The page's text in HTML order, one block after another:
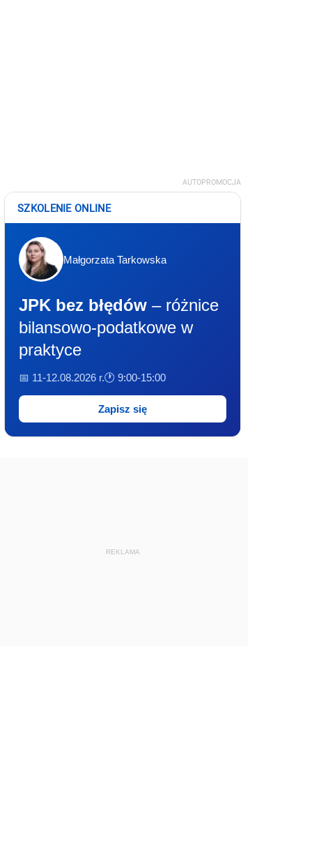
AUTOPROMOCJA
SZKOLENIE ONLINE
Małgorzata Tarkowska
JPK bez błędów – różnice
bilansowo-podatkowe w
praktyce
📅 11-12.08.2026 r.🕐 9:00-15:00
Zapisz się
REKLAMA